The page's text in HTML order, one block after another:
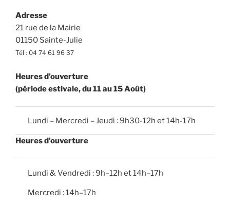
e
Adresse
21 rue de la Mairie
01150 Sainte-Julie
Tél : 04 74 61 96 37
Heures d’ouverture
(période estivale, du 11 au 15 Août)
Lundi – Mercredi – Jeudi : 9h30-12h et 14h-17h
Heures d’ouverture
Lundi & Vendredi : 9h–12h et 14h–17h
Mercredi : 14h–17h